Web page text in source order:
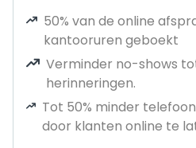
50% van de online
kantooruren geboekt
Verminder no-shows
herinneringen.
Tot 50% minder
door klanten online te